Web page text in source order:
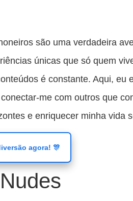
são uma verdadeira
únicas que só quem
é constante. Aqui, eu
me com outros que
e enriquecer minha vida
agora! 🎊